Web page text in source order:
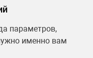
параметров,
именно вам